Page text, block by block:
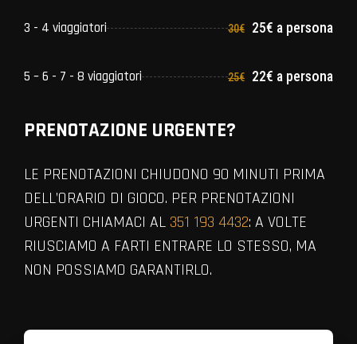
3 - 4 viaggiatori 30€ 25€ a persona
5 – 6 - 7 - 8 viaggiatori 25€ 22€ a persona
PRENOTAZIONE URGENTE?
LE PRENOTAZIONI CHIUDONO 90 MINUTI PRIMA
DELL’ORARIO DI GIOCO. PER PRENOTAZIONI
URGENTI CHIAMACI AL 351 193 4432: A VOLTE
RIUSCIAMO A FARTI ENTRARE LO STESSO, MA
NON POSSIAMO GARANTIRLO.
VIEW ALL MEMBERS